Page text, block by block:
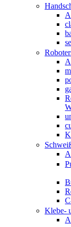
Klebe-